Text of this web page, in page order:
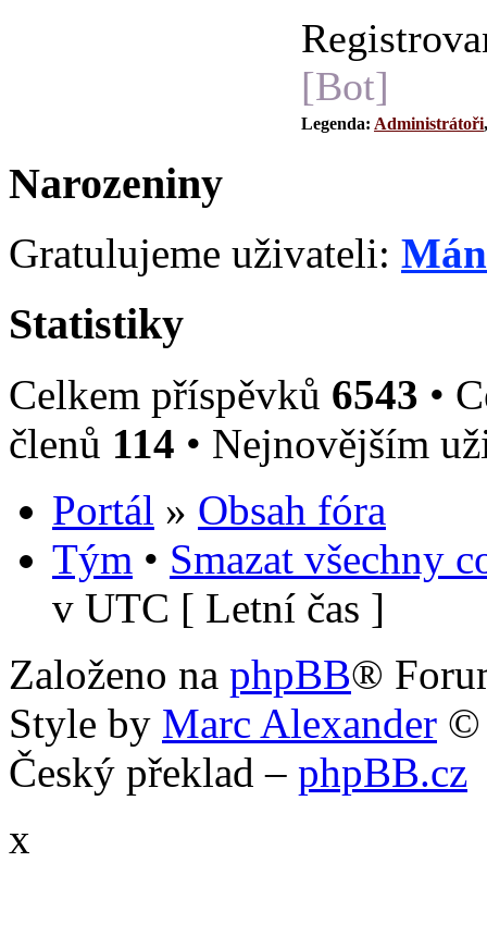
[Bot]
Legenda: Administrátoři
Narozeniny
Gratulujeme uživateli:
Statistiky
Celkem příspěvků 6543 •
členů 114 • Nejnovějším
Portál » Obsah fóra
Tým • Smazat všechny
v UTC [ Letní čas ]
Založeno na phpBB®
Style by Marc Alexander ©
Český překlad – phpBB.cz
x